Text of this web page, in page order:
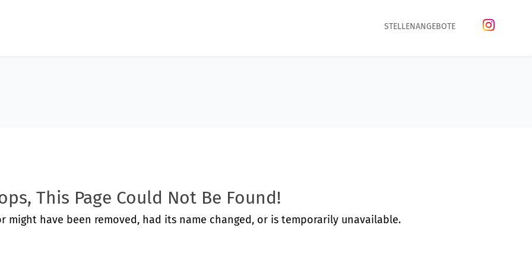
STELLENANGEBOTE
This Page Could Not Be Found!
might have been removed, had its name changed, or is temporarily unavailable.